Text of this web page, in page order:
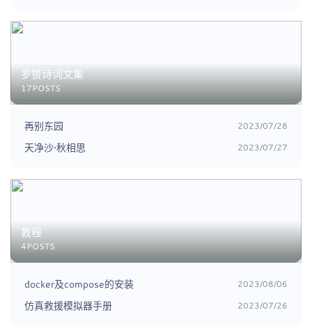
罗赞诗词文集
17POSTS
再别东园 2023/07/28
天净沙•秋相思 2023/07/27
教程
4POSTS
docker及compose的安装 2023/08/06
仿真救援模拟器手册 2023/07/26